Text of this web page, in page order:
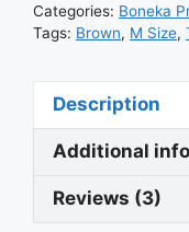
Categories: Boneka
Tags: Brown, M Size,
Description
Additional
Reviews (3)